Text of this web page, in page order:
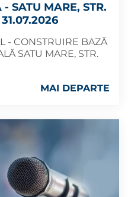
SATU MARE, STR.
- CONSTRUIRE BAZĂ
SATU MARE, STR.
MAI DEPARTE